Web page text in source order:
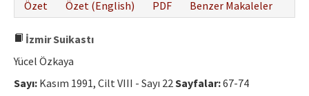
Özet
Özet (English) PDF Benzer Makaleler
İzmir Suikastı
Yücel Özkaya
Sayı: Kasım 1991, Cilt VIII - Sayı 22Sayfalar:67-74